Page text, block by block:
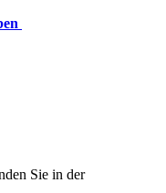
Sie in der